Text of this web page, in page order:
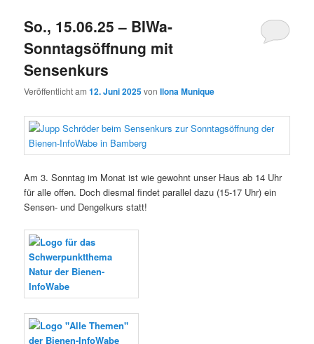
So., 15.06.25 – BIWa-
Sonntagsöffnung mit
Sensenkurs
Veröffentlicht am12. Juni 2025vonIlona Munique
Am 3. Sonntag im Monat ist wie gewohnt unser Haus ab 14 Uhr
für alle offen. Doch diesmal findet parallel dazu (15-17 Uhr) ein
Sensen- und Dengelkurs statt!